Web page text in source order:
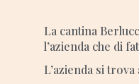
La cantina
l’azienda che di
L’azienda si